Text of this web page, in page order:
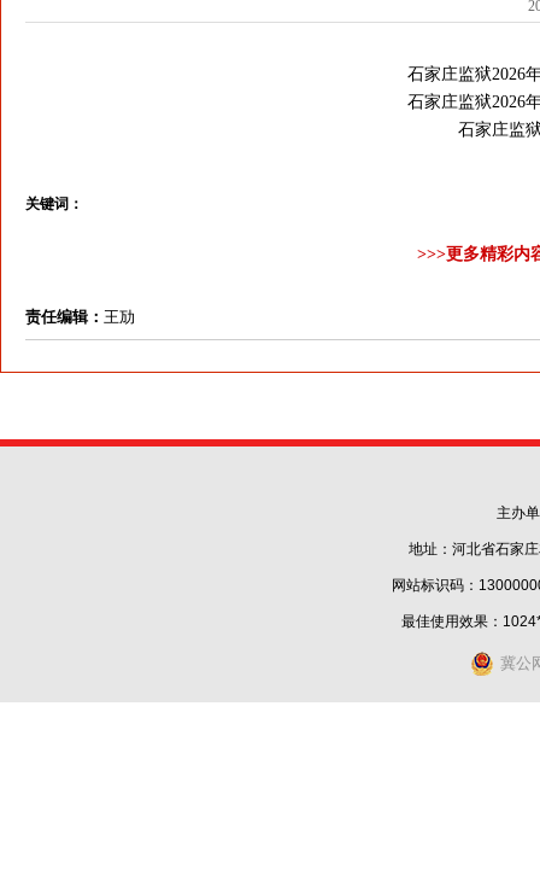
石家庄监狱2026
石家庄监狱2026
石家庄监
关键词：
>>>更多精彩内
责任编辑： 王劢
主办
地址：河北省石家
网站标识码：
最佳使用效果：
冀公